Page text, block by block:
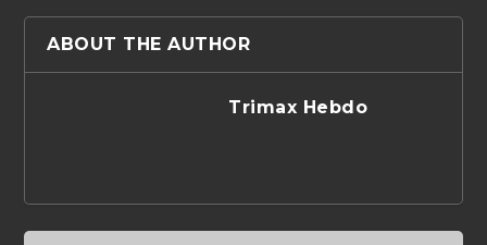
ABOUT THE AUTHOR
Trimax Hebdo